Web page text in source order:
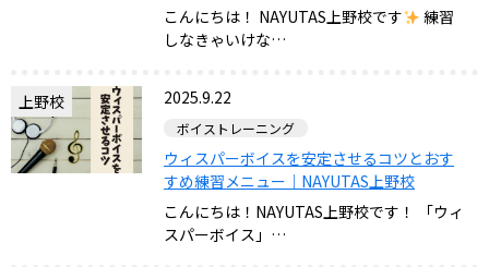
こんにちは！ NAYUTAS上野校です
練習
しなきゃいけな…
上野校 2025.9.22
ボイストレーニング
ウィスパーボイスを安定させるコツとおす
すめ練習メニュー｜NAYUTAS上野校
こんにちは！NAYUTAS上野校です！ 「ウィ
スパーボイス」…